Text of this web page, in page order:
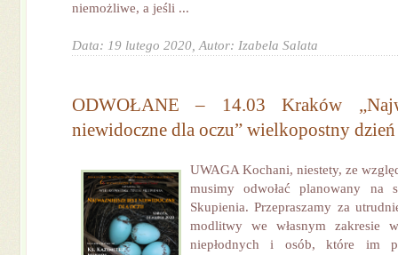
niemożliwe, a jeśli ...
Data: 19 lutego 2020, Autor: Izabela Salata
ODWOŁANE – 14.03 Kraków
niewidoczne dla oczu” wielkopostny
UWAGA Kochani, niestety, ze
musimy odwołać planowany na
Skupienia. Przepraszamy za
modlitwy we własnym zakresie
niepłodnych i osób, które im